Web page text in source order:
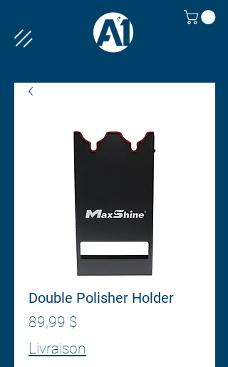
Double Polisher Holder
89,99 $
Livraison